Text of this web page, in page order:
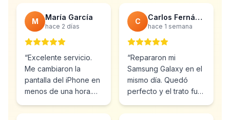
M María García
hace 2 días
“Excelente servicio.
Me cambiaron la
pantalla del iPhone en
menos de una hora.
C Carlos Fernández
hace 1 semana
“Repararon mi
Samsung Galaxy en el
mismo día. Quedó
perfecto y el trato fue
Totalmente